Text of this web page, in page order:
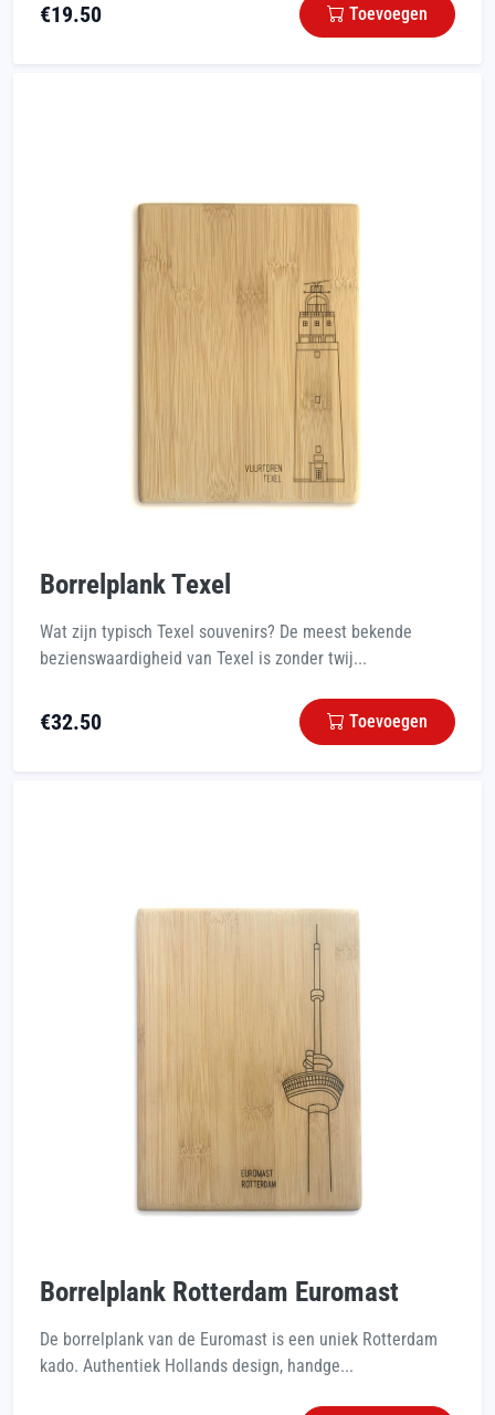
€19.50 Toevoegen
Borrelplank Texel
Wat zijn typisch Texel souvenirs? De meest bekende
bezienswaardigheid van Texel is zonder twij...
€32.50 Toevoegen
Borrelplank Rotterdam Euromast
De borrelplank van de Euromast is een uniek Rotterdam
kado. Authentiek Hollands design, handge...